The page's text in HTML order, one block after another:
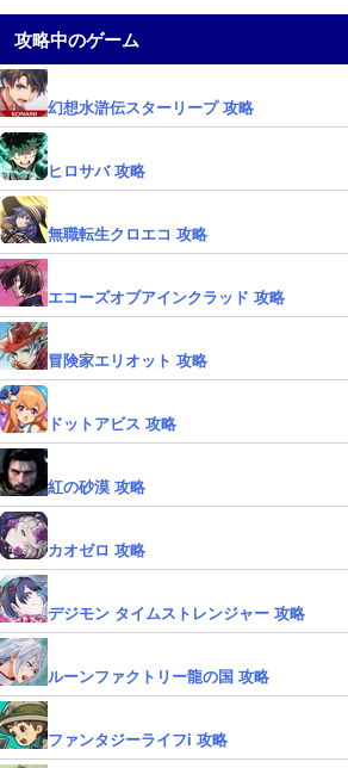
攻略中のゲーム
幻想水滸伝スターリープ 攻略
ヒロサバ 攻略
無職転生クロエコ 攻略
エコーズオブアインクラッド 攻略
冒険家エリオット 攻略
ドットアビス 攻略
紅の砂漠 攻略
カオゼロ 攻略
デジモン タイムストレンジャー 攻略
ルーンファクトリー龍の国 攻略
ファンタジーライフi 攻略